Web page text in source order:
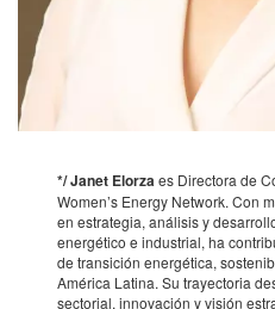
*/ Janet Elorzaes Directora de
Women’s Energy Network. Con
en estrategia, análisis y
energético e industrial, ha
de transición energética,
América Latina. Su trayectoria
sectorial, innovación y visión